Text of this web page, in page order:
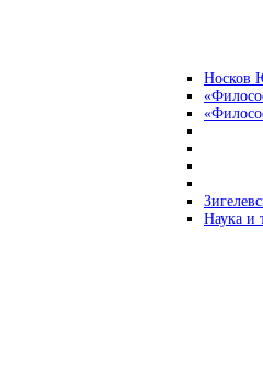
Носков
Наука и